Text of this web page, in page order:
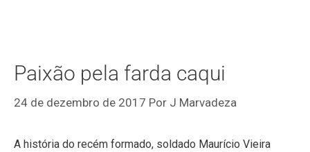
Paixão pela farda caqui
24 de dezembro de 2017 Por J Marvadeza
A história do recém formado, soldado Maurício Vieira